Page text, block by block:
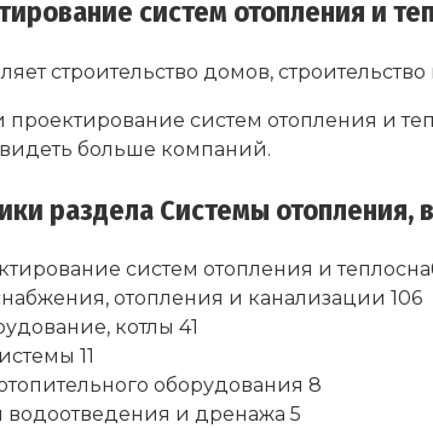
систем отопления и
строительство домов,
систем отопления и
больше компаний.
раздела Системы отопления,
систем отопления и
отопления и канализации 106
котлы 41
11
оборудования 8
водоотведения и дренажа 5